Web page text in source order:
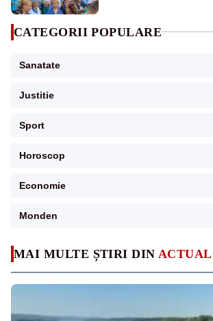
MAI MULTE ȘTIRI DIN ACTUAL
CATEGORII POPULARE
Sanatate
Justitie
Sport
Horoscop
Economie
Monden